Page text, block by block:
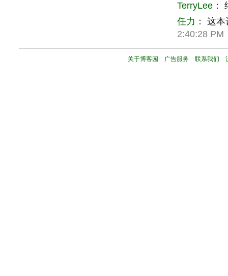
TerryLee ：
任力 ： 这本
2:40:28 PM
关于博客园 广告服务 联系我们